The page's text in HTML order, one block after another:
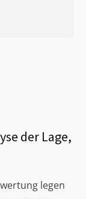
der Lage,
legen